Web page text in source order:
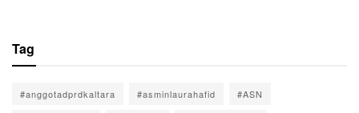
Tag
#anggotadprdkaltara #asminlaurahafid #ASN